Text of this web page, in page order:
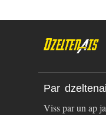
Par
Viss par un ap